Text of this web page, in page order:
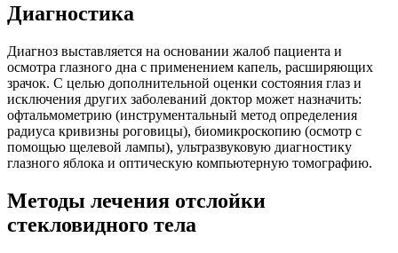
Диагностика
Диагноз выставляется на основании жалоб пациента и
осмотра глазного дна с применением капель, расширяющих
зрачок. С целью дополнительной оценки состояния глаз и
исключения других заболеваний доктор может назначить:
офтальмометрию (инструментальный метод определения
радиуса кривизны роговицы), биомикроскопию (осмотр с
помощью щелевой лампы), ультразвуковую диагностику
глазного яблока и оптическую компьютерную томографию.
Методы лечения отслойки
стекловидного тела